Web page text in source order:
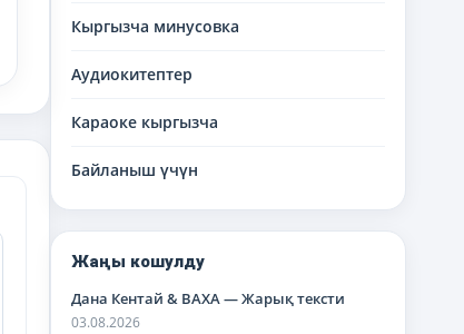
Кыргызча минусовка
Аудиокитептер
Караоке кыргызча
Байланыш үчүн
Жаңы кошулду
Дана Кентай & BAXA — Жарық тексти
03.08.2026